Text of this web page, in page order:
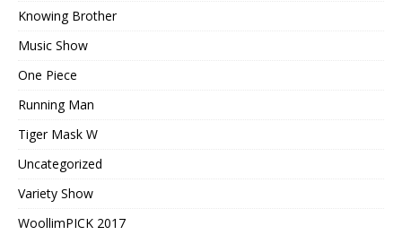
Knowing Brother
Music Show
One Piece
Running Man
Tiger Mask W
Uncategorized
Variety Show
WoollimPICK 2017